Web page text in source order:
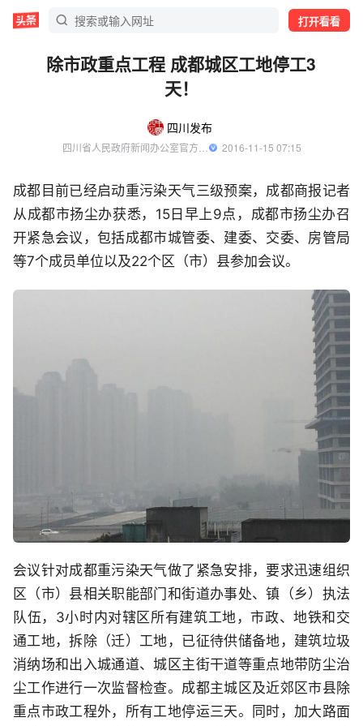
打开看看
除市政重点工程 成都城区工地停工3
天！
四川发布
  2016-11-15 07:15
成都目前已经启动重污染天气三级预案，成都商报记者
从成都市扬尘办获悉，15日早上9点，成都市扬尘办召
开紧急会议，包括成都市城管委、建委、交委、房管局
等7个成员单位以及22个区（市）县参加会议。
会议针对成都重污染天气做了紧急安排，要求迅速组织
区（市）县相关职能部门和街道办事处、镇（乡）执法
队伍，3小时内对辖区所有建筑工地，市政、地铁和交
通工地，拆除（迁）工地，已征待供储备地，建筑垃圾
消纳场和出入城通道、城区主街干道等重点地带防尘治
尘工作进行一次监督检查。成都主城区及近郊区市县除
重点市政工程外，所有工地停运三天。同时，加大路面